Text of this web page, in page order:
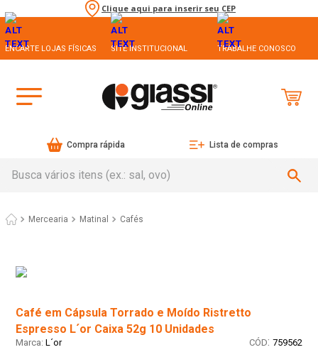
Clique aqui para inserir seu CEP
ENCARTE LOJAS FÍSICAS SITE INSTITUCIONAL TRABALHE CONOSCO
Compra rápida Lista de compras
Mercearia Matinal Cafés
Café em Cápsula Torrado e Moído Ristretto
Espresso L´or Caixa 52g 10 Unidades
L´or : 759562